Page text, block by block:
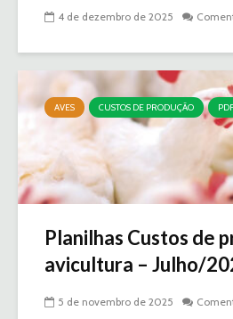
4 de dezembro de 2025
AVES CUSTOS DE PRODUÇÃO
Planilhas Custos de
avicultura – Julho/
5 de novembro de 2025